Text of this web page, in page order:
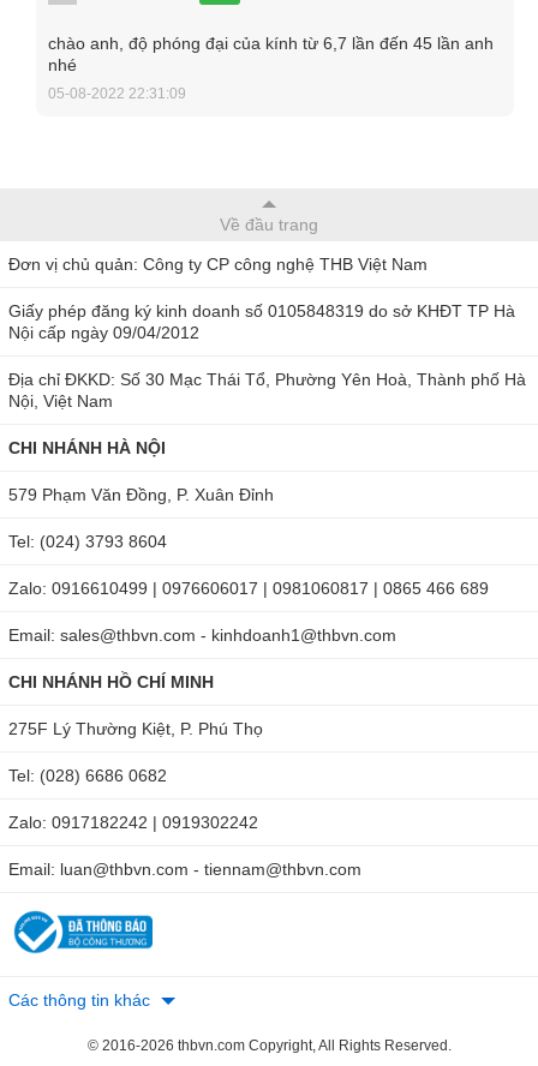
Ưu điểm của kính hiển vi soi nổi SZ6745-J1
Trục vận hành có thể di chuyển linh hoạt giúp quan sát
Kính hiển vi được cấu tạo với thị kính và vật kính được
Hệ thống trụ đỡ và đế bằng kim loại cứng rắn, chắc chắn
là thiết bị chuyên nghiệp, hiện đang được bán tại
và maydochuyendung.com
khi mua sản phẩm kính hiển vi tại THBVN. Chất lượng sản
phẩm đảm bảo sử dụng lâu dài, hoạt động ổn định. Liên hệ
0904810817 hoặc Sài Gòn: 0979244335- 0986568014.
Ngoài ra, bạn cũng có thể đặt hàng trực tiếp theo link
sau: https://maydochuyendung.com/kinh-hien-vi/chi-tiet/kinh-
chào anh, độ phóng đại của kính từ 6,7 lần đến 45 lần anh
nhé
05-08-2022 22:31:09
Về đầu trang
Đơn vị chủ quản: Công ty CP công nghệ THB Việt Nam
Giấy phép đăng ký kinh doanh số 0105848319 do sở KHĐT TP Hà
Nội cấp ngày 09/04/2012
Địa chỉ ĐKKD: Số 30 Mạc Thái Tổ, Phường Yên Hoà, Thành phố Hà
Nội, Việt Nam
CHI NHÁNH HÀ NỘI
579 Phạm Văn Đồng, P. Xuân Đỉnh
Tel: (024) 3793 8604
Zalo: 0916610499 | 0976606017 | 0981060817 | 0865 466 689
Email: sales@thbvn.com - kinhdoanh1@thbvn.com
CHI NHÁNH HỒ CHÍ MINH
275F Lý Thường Kiệt, P. Phú Thọ
Tel: (028) 6686 0682
Zalo: 0917182242 | 0919302242
Email: luan@thbvn.com - tiennam@thbvn.com
Các thông tin khác
© 2016-2026 thbvn.com Copyright, All Rights Reserved.